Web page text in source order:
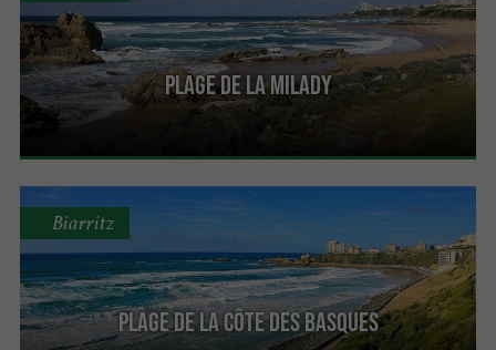
Plage de la Milady
Plage de la Côte des Basques
Biarritz